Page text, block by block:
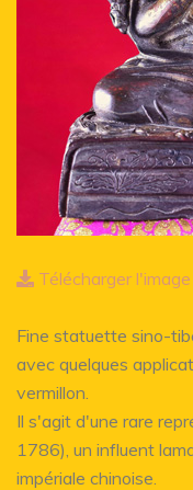
Télécharger l'image
Fine statuette sino-
avec quelques
vermillon.
Il s'agit d'une rare
1786), un influent
impériale chinoise.